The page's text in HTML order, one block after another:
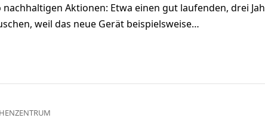
Aktionen: Etwa einen gut laufenden, drei
weil das neue Gerät beispielsweise…